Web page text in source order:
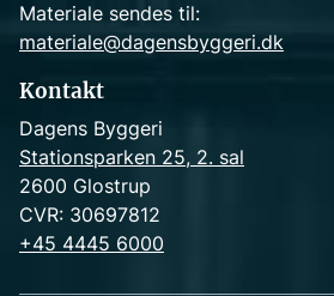
Materiale sendes til:
materiale@dagensbyggeri.dk
Kontakt
Dagens Byggeri
Stationsparken 25, 2. sal
2600 Glostrup
CVR: 30697812
+45 4445 6000